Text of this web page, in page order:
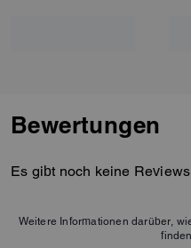
Bewertungen
Es gibt noch keine
Weitere Informationen darüber,